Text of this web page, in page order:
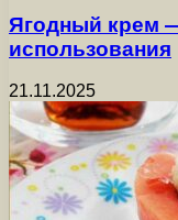
Ягодный крем
использования
21.11.2025